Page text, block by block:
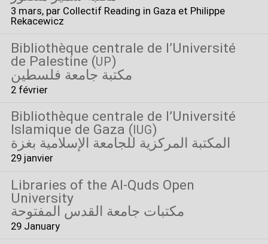
3 mars, par Collectif Reading in Gaza et Philippe
Rekacewicz
Bibliothèque centrale de l’Université
de Palestine (UP)
مكتبة جامعة فلسطين
2 février
Bibliothèque centrale de l’Université
Islamique de Gaza ( IUG)
المكتبة المركزية للجامعة الإسلامية بغزة
29 janvier
Libraries of the Al-Quds Open
University
مكتبات جامعة القدس المفتوحة
29 January